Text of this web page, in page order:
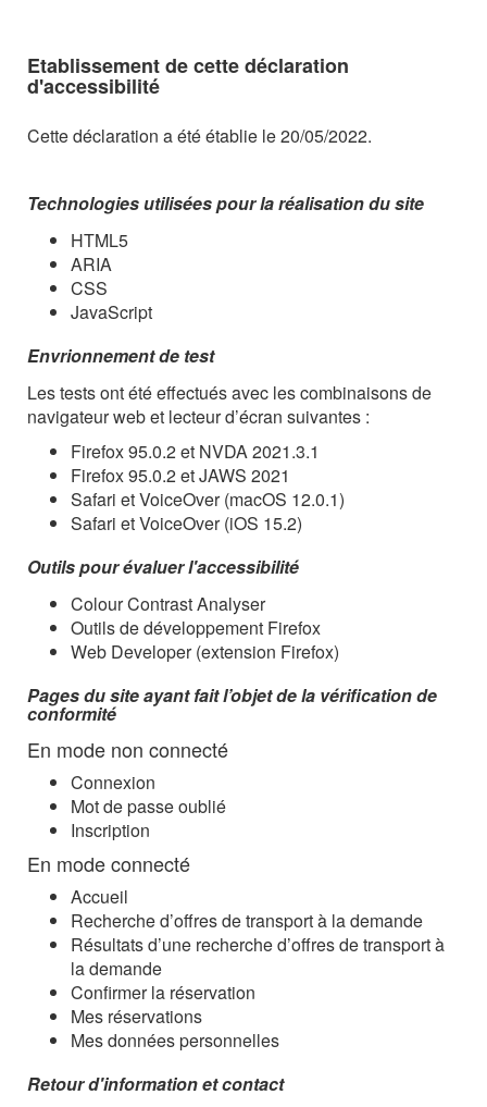
Etablissement de cette déclaration
d'accessibilité
Cette déclaration a été établie le 20/05/2022.
Technologies utilisées pour la réalisation du site
HTML5
ARIA
CSS
JavaScript
Envrionnement de test
Les tests ont été effectués avec les combinaisons de
navigateur web et lecteur d’écran suivantes :
Firefox 95.0.2 et NVDA 2021.3.1
Firefox 95.0.2 et JAWS 2021
Safari et VoiceOver (macOS 12.0.1)
Safari et VoiceOver (iOS 15.2)
Outils pour évaluer l'accessibilité
Colour Contrast Analyser
Outils de développement Firefox
Web Developer (extension Firefox)
Pages du site ayant fait l’objet de la vérification de
conformité
En mode non connecté
Connexion
Mot de passe oublié
Inscription
En mode connecté
Accueil
Recherche d’offres de transport à la demande
Résultats d’une recherche d’offres de transport à
la demande
Confirmer la réservation
Mes réservations
Mes données personnelles
Retour d'information et contact